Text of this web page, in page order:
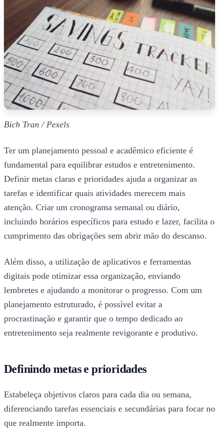
Bich Tran / Pexels
Ter um planejamento pessoal e acadêmico eficiente é
fundamental para equilibrar estudos e entretenimento.
Definir metas claras e prioridades ajuda a organizar as
tarefas e identificar quais atividades merecem mais
atenção. Criar um cronograma semanal ou diário,
incluindo horários específicos para estudo e lazer, facilita o
cumprimento das obrigações sem abrir mão do descanso.
Além disso, a utilização de aplicativos e ferramentas
digitais pode otimizar essa organização, enviando
lembretes e ajudando a monitorar o progresso. Com um
planejamento estruturado, é possível evitar a
procrastinação e garantir que o tempo dedicado ao
entretenimento seja realmente revigorante e produtivo.
Definindo metas e prioridades
Estabeleça objetivos claros para cada dia ou semana,
diferenciando tarefas essenciais e secundárias para focar no
que realmente importa.